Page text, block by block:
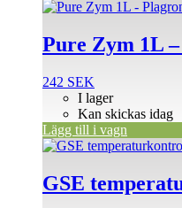
Pure Zym 1L
242 SEK
I lager
Kan skickas idag
Lägg till i vagn
GSE